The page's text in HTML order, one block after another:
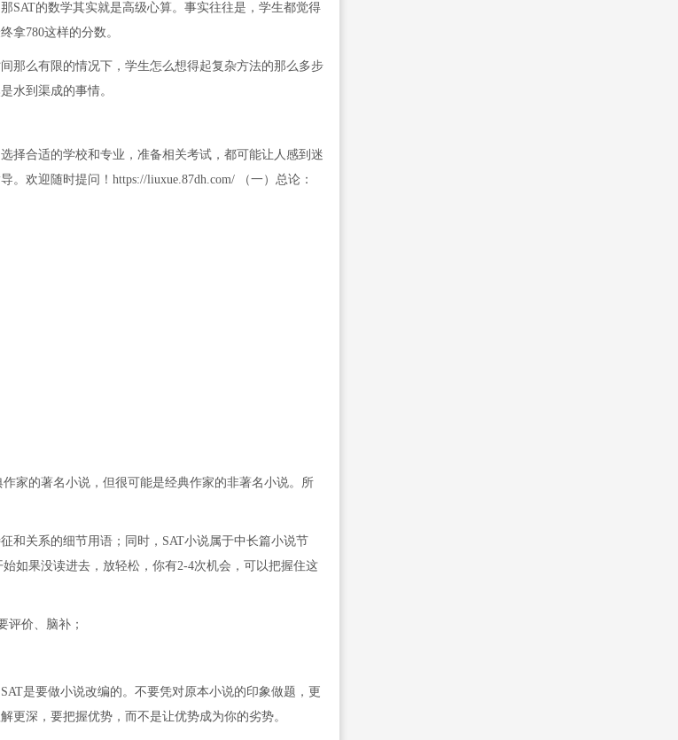
SAT的数学其实就是高级心算。事实往往是，学生都觉得
拿780这样的分数。
那么有限的情况下，学生怎么想得起复杂方法的那么多步
水到渠成的事情。
择合适的学校和专业，准备相关考试，都可能让人感到迷
欢迎随时提问！https://liuxue.87dh.com/ （一）总论：
家的著名小说，但很可能是经典作家的非著名小说。所
和关系的细节用语；同时，SAT小说属于中长篇小说节
如果没读进去，放轻松，你有2-4次机会，可以把握住这
评价、脑补；
是要做小说改编的。不要凭对原本小说的印象做题，更
更深，要把握优势，而不是让优势成为你的劣势。